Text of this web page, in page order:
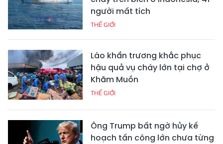
người mất tích
THẾ GIỚI
Lào khẩn trương khắc phục
hậu quả vụ cháy lớn tại chợ ở
Khăm Muồn
THẾ GIỚI
Ông Trump bất ngờ hủy kế
hoạch tấn công lớn chưa từng